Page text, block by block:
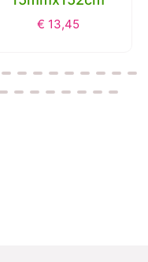
€ 13,45